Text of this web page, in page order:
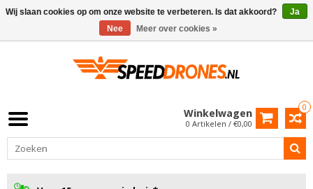
0
Winkelwagen
0 Artikelen / €0,00
Wij slaan cookies op om onze website te verbeteren. Is dat akkoord?
Ja
Nee
Meer over cookies »